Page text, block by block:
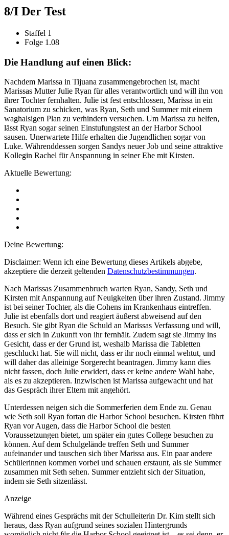
8/I Der Test
Staffel 1
Folge 1.08
Die Handlung auf einen Blick:
Nachdem Marissa in Tijuana zusammengebrochen ist, macht
Marissas Mutter Julie Ryan für alles verantwortlich und will ihn von
ihrer Tochter fernhalten. Julie ist fest entschlossen, Marissa in ein
Sanatorium zu schicken, was Ryan, Seth und Summer mit einem
waghalsigen Plan zu verhindern versuchen. Um Marissa zu helfen,
lässt Ryan sogar seinen Einstufungstest an der Harbor School
sausen. Unerwartete Hilfe erhalten die Jugendlichen sogar von
Luke. Währenddessen sorgen Sandys neuer Job und seine attraktive
Kollegin Rachel für Anspannung in seiner Ehe mit Kirsten.
Aktuelle Bewertung:
Deine Bewertung:
Disclaimer: Wenn ich eine Bewertung dieses Artikels abgebe,
akzeptiere die derzeit geltenden Datenschutzbestimmungen.
Nach Marissas Zusammenbruch warten Ryan, Sandy, Seth und
Kirsten mit Anspannung auf Neuigkeiten über ihren Zustand. Jimmy
ist bei seiner Tochter, als die Cohens im Krankenhaus eintreffen.
Julie ist ebenfalls dort und reagiert äußerst abweisend auf den
Besuch. Sie gibt Ryan die Schuld an Marissas Verfassung und will,
dass er sich in Zukunft von ihr fernhält. Zudem sagt sie Jimmy ins
Gesicht, dass er der Grund ist, weshalb Marissa die Tabletten
geschluckt hat. Sie will nicht, dass er ihr noch einmal wehtut, und
will daher das alleinige Sorgerecht beantragen. Jimmy kann dies
nicht fassen, doch Julie erwidert, dass er keine andere Wahl habe,
als es zu akzeptieren. Inzwischen ist Marissa aufgewacht und hat
das Gespräch ihrer Eltern mit angehört.
Unterdessen neigen sich die Sommerferien dem Ende zu. Genau
wie Seth soll Ryan fortan die Harbor School besuchen. Kirsten führt
Ryan vor Augen, dass die Harbor School die besten
Voraussetzungen bietet, um später ein gutes College besuchen zu
können. Auf dem Schulgelände treffen Seth und Summer
aufeinander und tauschen sich über Marissa aus. Ein paar andere
Schülerinnen kommen vorbei und schauen erstaunt, als sie Summer
zusammen mit Seth sehen. Summer entzieht sich der Situation,
indem sie Seth sitzenlässt.
Anzeige
Während eines Gesprächs mit der Schulleiterin Dr. Kim stellt sich
heraus, dass Ryan aufgrund seines sozialen Hintergrunds